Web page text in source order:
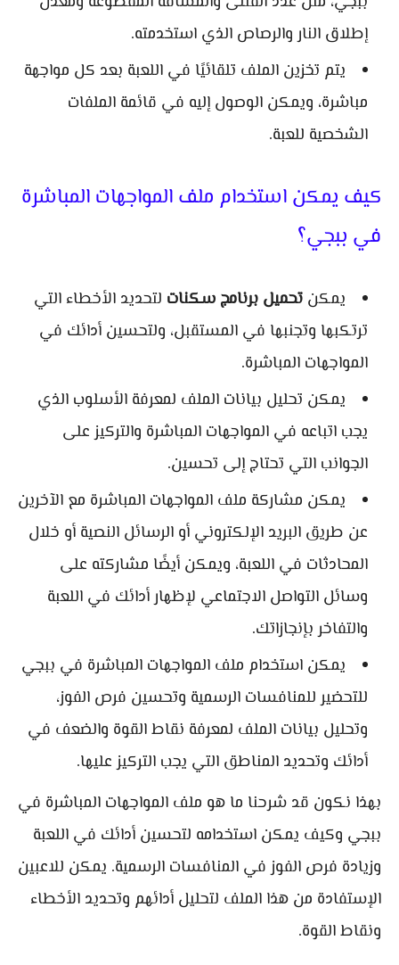
إطلاق النار والرصاص الذي استخدمته.
يتم تخزين الملف تلقائيًا في اللعبة بعد كل مواجهة
مباشرة، ويمكن الوصول إليه في قائمة الملفات
الشخصية للعبة.
كيف يمكن استخدام ملف المواجهات المباشرة
في ببجي؟
يمكن تحميل برنامج سكنات لتحديد الأخطاء التي
ترتكبها وتجنبها في المستقبل، ولتحسين أدائك في
المواجهات المباشرة.
يمكن تحليل بيانات الملف لمعرفة الأسلوب الذي
يجب اتباعه في المواجهات المباشرة والتركيز على
الجوانب التي تحتاج إلى تحسين.
يمكن مشاركة ملف المواجهات المباشرة مع الآخرين
عن طريق البريد الإلكتروني أو الرسائل النصية أو خلال
المحادثات في اللعبة، ويمكن أيضًا مشاركته على
وسائل التواصل الاجتماعي لإظهار أدائك في اللعبة
والتفاخر بإنجازاتك.
يمكن استخدام ملف المواجهات المباشرة في ببجي
للتحضير للمنافسات الرسمية وتحسين فرص الفوز،
وتحليل بيانات الملف لمعرفة نقاط القوة والضعف في
أدائك وتحديد المناطق التي يجب التركيز عليها.
بهذا نكون قد شرحنا ما هو ملف المواجهات المباشرة في
ببجي وكيف يمكن استخدامه لتحسين أدائك في اللعبة
وزيادة فرص الفوز في المنافسات الرسمية. يمكن للاعبين
الإستفادة من هذا الملف لتحليل أدائهم وتحديد الأخطاء
ونقاط القوة.